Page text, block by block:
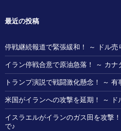
最近の投稿
停戦継続報道で緊張緩和！ ～ ドル売
イラン停戦合意で原油急落！ ～ カナ
トランプ演説で戦闘激化懸念！ ～
米国がイランへの攻撃を延期！ ～ ド
イスラエルがイランのガス田を攻撃
で♪